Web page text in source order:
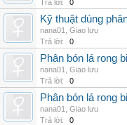
Trả lời:
0
Kỹ thuật dùng
nana01
Giao lưu
Trả lời:
0
Phân bón lá rong
nana01
Giao lưu
Trả lời:
0
Phân bón lá rong
nana01
Giao lưu
Trả lời:
0